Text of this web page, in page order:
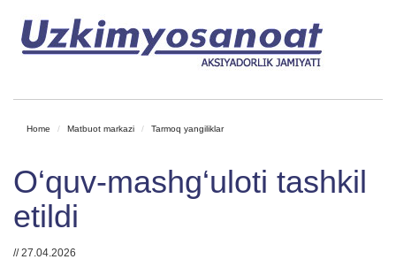
Home Matbuot markazi Tarmoq yangiliklar
O‘quv-mashg‘uloti tashkil
etildi
// 27.04.2026